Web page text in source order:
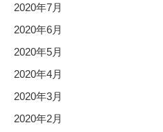
2020年7月
2020年6月
2020年5月
2020年4月
2020年3月
2020年2月